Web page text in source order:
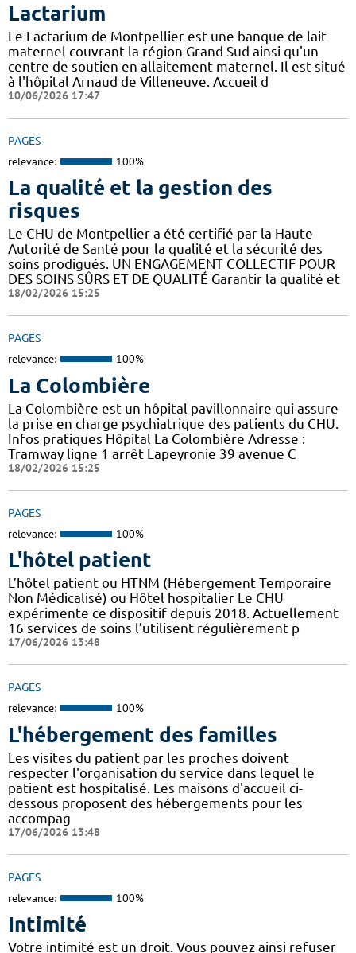
Lactarium
Le Lactarium de Montpellier est une banque de lait
maternel couvrant la région Grand Sud ainsi qu'un
centre de soutien en allaitement maternel. Il est situé
à l'hôpital Arnaud de Villeneuve. Accueil d
10/06/2026 17:47
PAGES
relevance: 100%
La qualité et la gestion des
risques
Le CHU de Montpellier a été certifié par la Haute
Autorité de Santé pour la qualité et la sécurité des
soins prodigués. UN ENGAGEMENT COLLECTIF POUR
DES SOINS SÛRS ET DE QUALITÉ Garantir la qualité et
18/02/2026 15:25
PAGES
relevance: 100%
La Colombière
La Colombière est un hôpital pavillonnaire qui assure
la prise en charge psychiatrique des patients du CHU.
Infos pratiques Hôpital La Colombière Adresse :
Tramway ligne 1 arrêt Lapeyronie 39 avenue C
18/02/2026 15:25
PAGES
relevance: 100%
L'hôtel patient
L’hôtel patient ​​ou HTNM (Hébergement Temporaire
Non Médicalisé)​​​​​​ ou Hôtel hospitalier Le CHU
expérimente ce dispositif depuis 2018. Actuellement
16 services de soins l’utilisent régulièrement p
17/06/2026 13:48
PAGES
relevance: 100%
L'hébergement des familles
Les visites du patient par les proches doivent
respecter l'organisation du service dans lequel le
patient est hospitalisé. Les maisons d'accueil ci-
dessous proposent des hébergements pour les
accompag
17/06/2026 13:48
PAGES
relevance: 100%
Intimité
Votre intimité est un droit. Vous pouvez ainsi refuser